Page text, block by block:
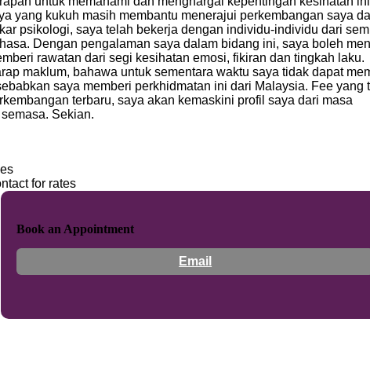
yang kukuh masih membantu menerajui perkembangan saya
psikologi, saya telah bekerja dengan individu-individu dari
Dengan pengalaman saya dalam bidang ini, saya boleh
rawatan dari segi kesihatan emosi, fikiran dan tingkah laku.
maklum, bahawa untuk sementara waktu saya tidak dapat
saya memberi perkhidmatan ini dari Malaysia. Fee
terbaru, saya akan kemaskini profil saya dari masa
Sekian.
for rates
Book an Appointment
Email